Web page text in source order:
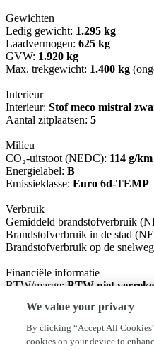
Gewichten
Ledig gewicht: 1.295 kg
Laadvermogen: 625 kg
GVW: 1.920 kg
Max. trekgewicht: 1.400 kg
Interieur
Interieur: Stof meco mistral
Aantal zitplaatsen: 5
Milieu
CO₂-uitstoot (NEDC): 114 g/km
Energielabel: B
Emissieklasse: Euro 6d-TEMP
Verbruik
Gemiddeld brandstofverbruik
Brandstofverbruik in de stad
Brandstofverbruik op de
Financiële informatie
BTW/marge:BTW niet
Garantie
BOVAG 40-Puntencheck:
Ja
We value your privacy
By clicking “Accept All
cookies on your device to